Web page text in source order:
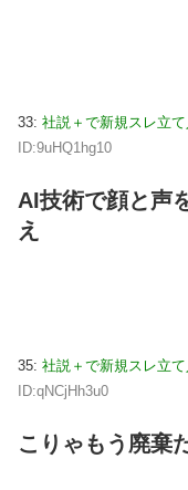
33: 社説＋で新規スレ立
ID:9uHQ1hg10
AI技術で顔と声
え
35: 社説＋で新規スレ立
ID:qNCjHh3u0
こりゃもう廃棄